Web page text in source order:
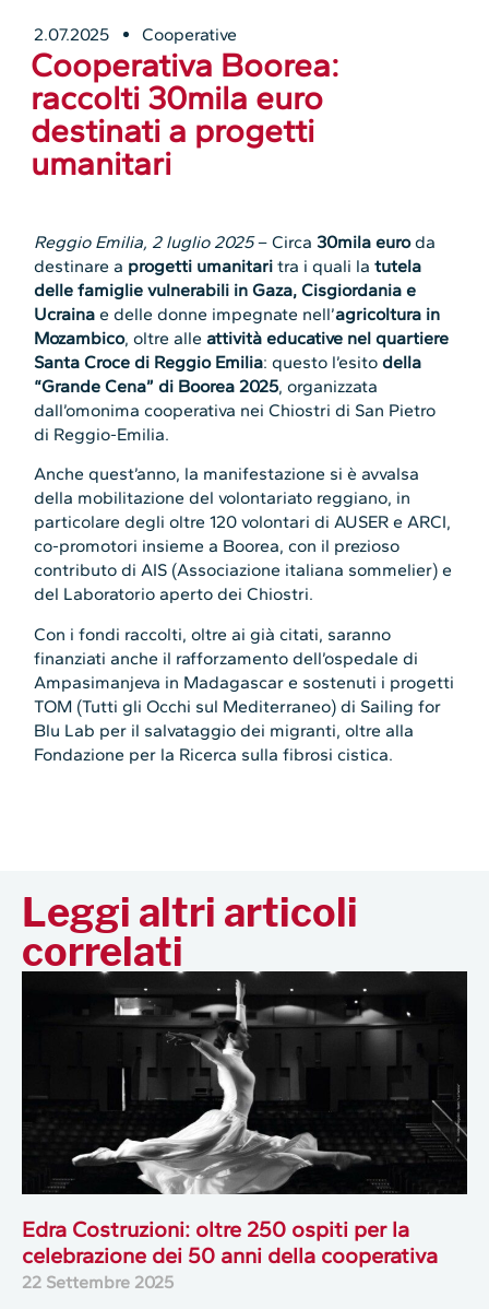
2.07.2025 Cooperative
Cooperativa Boorea:
raccolti 30mila euro
destinati a progetti
umanitari
Reggio Emilia, 2 luglio 2025– Circa 30mila euroda
destinare a progetti umanitari tra i quali latutela
delle famiglie vulnerabili in Gaza, Cisgiordania e
Ucraina e delle donne impegnate nell’agricoltura in
Mozambico, oltre alleattività educative nel quartiere
Santa Croce di Reggio Emilia: questo l’esitodella
“Grande Cena” di Boorea 2025, organizzata
dall’omonima cooperativa nei Chiostri di San Pietro
di Reggio-Emilia.
Anche quest’anno, la manifestazione si è avvalsa
della mobilitazione del volontariato reggiano, in
particolare degli oltre 120 volontari di AUSER e ARCI,
co-promotori insieme a Boorea, con il prezioso
contributo di AIS (Associazione italiana sommelier) e
del Laboratorio aperto dei Chiostri.
Con i fondi raccolti, oltre ai già citati, saranno
finanziati anche il rafforzamento dell’ospedale di
Ampasimanjeva in Madagascar e sostenuti i progetti
TOM (Tutti gli Occhi sul Mediterraneo) di Sailing for
Blu Lab per il salvataggio dei migranti, oltre alla
Fondazione per la Ricerca sulla fibrosi cistica.
Leggi altri articoli
correlati
Edra Costruzioni: oltre 250 ospiti per la
celebrazione dei 50 anni della cooperativa
22 Settembre 2025